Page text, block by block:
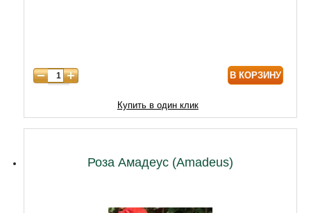
В КОРЗИНУ
Купить в один клик
Роза Амадеус (Amadeus)